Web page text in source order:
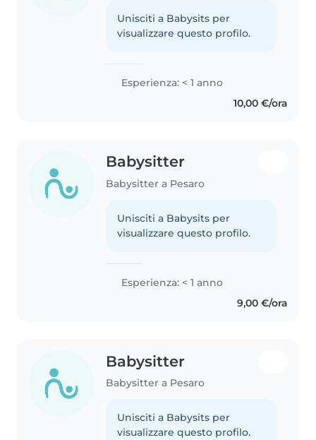
Unisciti a Babysits per
visualizzare questo profilo.
Esperienza: < 1 anno
10,00 €/ora
Babysitter
Babysitter a Pesaro
Unisciti a Babysits per
visualizzare questo profilo.
Esperienza: < 1 anno
9,00 €/ora
Babysitter
Babysitter a Pesaro
Unisciti a Babysits per
visualizzare questo profilo.